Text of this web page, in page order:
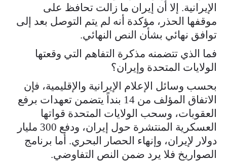
الإيرانية. إلا أن إيران ما زالت تحافظ على
موقفها الحذر، مؤكدة أنه لم يتم التوصل بعد إلى
توافق نهائي بشأن النص النهائي.
فما الذي تتضمنه مذكرة التفاهم التي وقعتها
الولايات المتحدة وإيران؟
بحسب وسائل الإعلام الإيرانية والإقليمية، فإن
الاتفاق المؤلف من 14 بنداً يتضمن تعهدات برفع
العقوبات، وسحب الولايات المتحدة قواتها
العسكرية المنتشرة حول إيران، ودفع 300 مليار
دولار لإيران، وإنهاء الحصار البحري. أما برنامج
الصواريخ فلا يرد ضمن النص التفاوضي.